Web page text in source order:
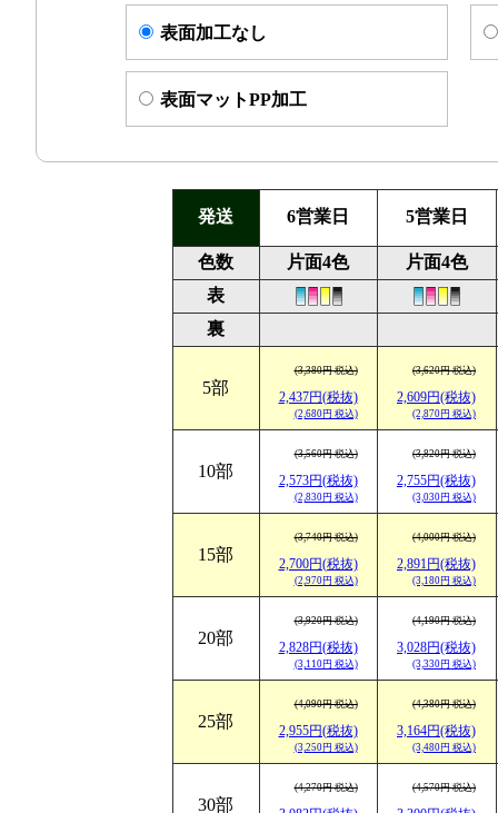
表面加工なし
表面マットPP加工
発送 6営業日 5営業日
色数 片面4色
片面4色
表
裏
5部
(3,380円 税込)
2,437円(税抜)
(2,680円 税込)
(3,620円 税込)
2,609円(税抜)
(2,870円 税込)
10部
(3,560円 税込)
2,573円(税抜)
(2,830円 税込)
(3,820円 税込)
2,755円(税抜)
(3,030円 税込)
15部
(3,740円 税込)
2,700円(税抜)
(2,970円 税込)
(4,000円 税込)
2,891円(税抜)
(3,180円 税込)
20部
(3,920円 税込)
2,828円(税抜)
(3,110円 税込)
(4,190円 税込)
3,028円(税抜)
(3,330円 税込)
25部
(4,090円 税込)
2,955円(税抜)
(3,250円 税込)
(4,380円 税込)
3,164円(税抜)
(3,480円 税込)
30部
(4,270円 税込) (4,570円 税込)